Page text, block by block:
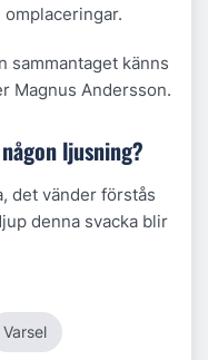
sammantaget känns
Magnus Andersson.
ljusning?
det vänder förstås
denna svacka blir
Varsel